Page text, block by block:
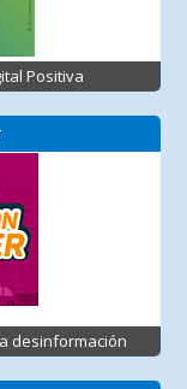
Positiva
desinformación